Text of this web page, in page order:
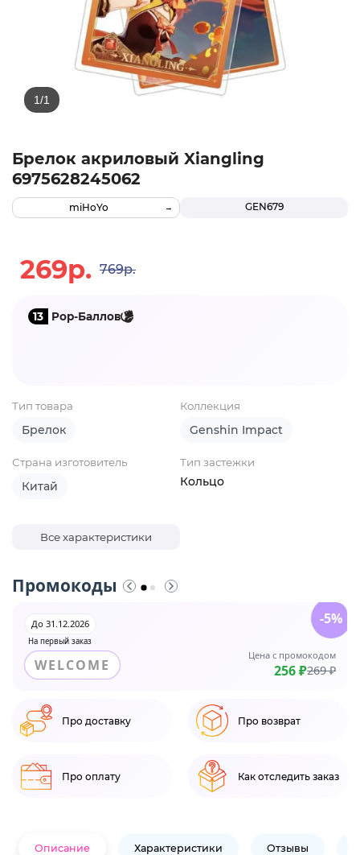
Брелок акриловый Xiangling
6975628245062
GEN679
miHoYo
269р. 769р.
13 Pop-Баллов
Тип товара
Брелок
Коллекция
Genshin Impact
Страна изготовитель
Китай
Тип застежки
Кольцо
Все характеристики
Промокоды
На первый заказ
До 31.12.2026
WELCOME
Цена с промокодом
256 ₽269 ₽
-5%
Про доставку Про возврат
Про оплату Как отследить заказ
Описание Характеристики Отзывы